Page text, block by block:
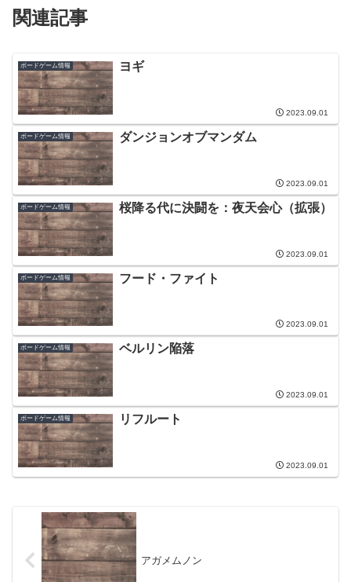
関連記事
ボードゲーム情報 ヨギ
2023.09.01
ボードゲーム情報 ダンジョンオブマンダム
2023.09.01
ボードゲーム情報 桜降る代に決闘を：夜天会心（拡張）
2023.09.01
ボードゲーム情報 フード・ファイト
2023.09.01
ボードゲーム情報 ベルリン陥落
2023.09.01
ボードゲーム情報 リフルート
2023.09.01
アガメムノン